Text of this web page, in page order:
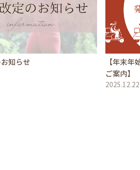
知らせ
【年末
ご案内】
2025.12.22